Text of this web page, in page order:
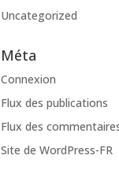
Uncategorized
Méta
Connexion
Flux des publications
Flux des
Site de WordPress-FR